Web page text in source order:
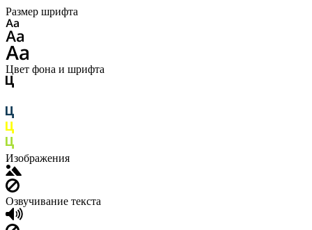
Размер шрифта
Цвет фона и шрифта
Изображения
Озвучивание текста